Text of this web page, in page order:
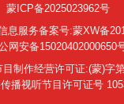
蒙ICP备2025023962号
息服务备案号:蒙XW备
网安备15020402000650
目制作经营许可证:(蒙)字
播视听节目许可证号